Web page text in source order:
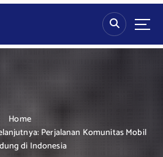
Home
Perjalanan Komunitas Mobil
di Indonesia